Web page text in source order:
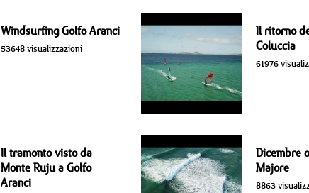
Windsurfing Golfo Aranci
53648 visualizzazioni
Il ritorno
Coluccia
61976
Il tramonto visto da
Monte Ruju a Golfo
Aranci
Dicembre
Majore
8863